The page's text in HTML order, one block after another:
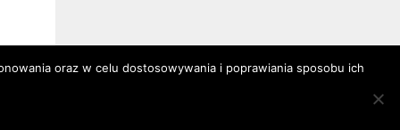
oraz w celu dostosowywania i poprawiania sposobu ich